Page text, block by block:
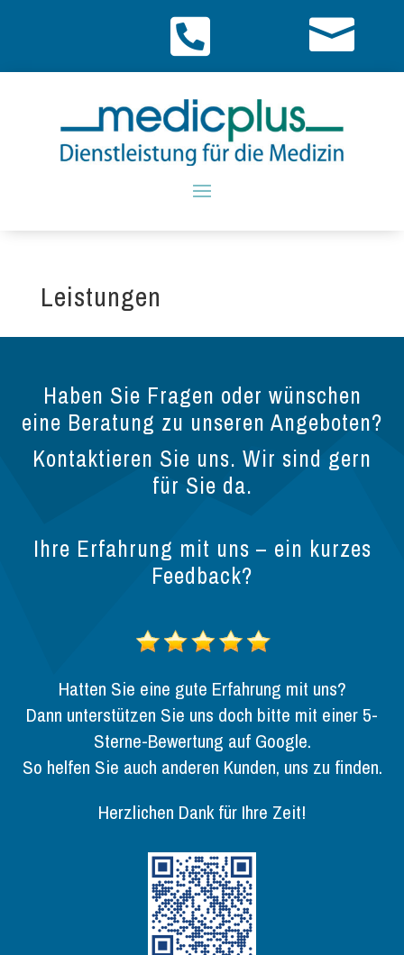
 
Leistungen
Haben Sie Fragen oder wünschen
eine Beratung zu unseren Angeboten?
Kontaktieren Sie uns. Wir sind gern
für Sie da.
Ihre Erfahrung mit uns – ein kurzes
Feedback?
Hatten Sie eine gute Erfahrung mit uns?
Dann unterstützen Sie uns doch bitte mit einer 5-
Sterne-Bewertung auf Google.
So helfen Sie auch anderen Kunden, uns zu finden.
Herzlichen Dank für Ihre Zeit!